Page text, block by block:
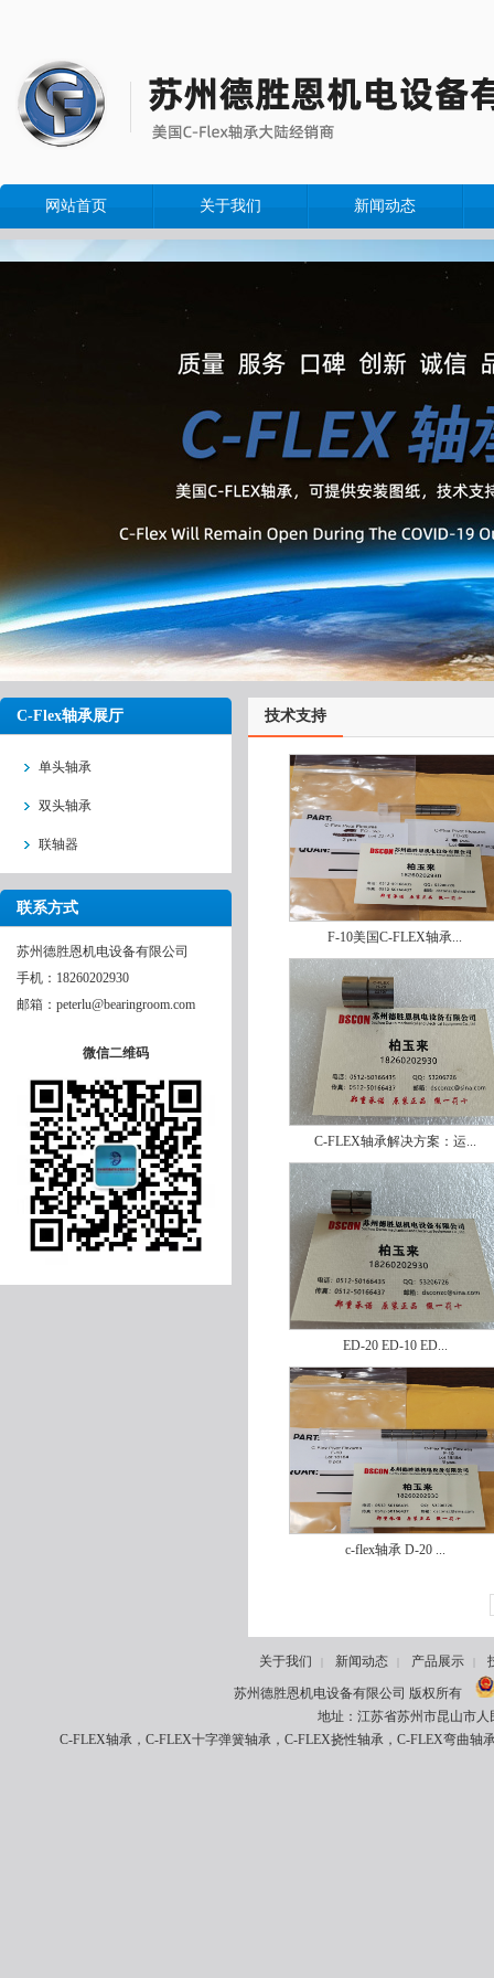
网站首页 关于我们 新闻动态
C-Flex轴承展厅
单头轴承
双头轴承
联轴器
联系方式
苏州德胜恩机电设备有限公司
手机：18260202930
邮箱：peterlu@bearingroom.com
微信二维码
技术支持
F-10美国C-FLEX轴承...
C-FLEX轴承解决方案：运...
ED-20 ED-10 ED...
c-flex轴承 D-20 ...
关于我们 新闻动态 产品展示
苏州德胜恩机电设备有限公司 版权所有
地址：江苏省苏州市昆山市人
C-FLEX轴承，C-FLEX十字弹簧轴承，C-FLEX挠性轴承，C-FLEX弯曲